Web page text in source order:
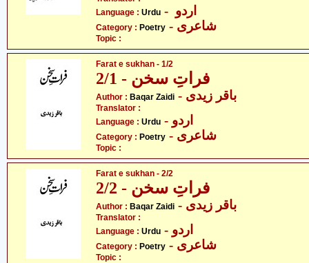
Language : Urdu
Category : Poetry - شاعری
Topic :
Farat e sukhan - 1/2
فراتِ سخن - 2/1
Author : Baqar Zaidi - باقر زیدی
Translator :
Language : Urdu - اردو
Category : Poetry - شاعری
Topic :
Farat e sukhan - 2/2
فراتِ سخن - 2/2
Author : Baqar Zaidi - باقر زیدی
Translator :
Language : Urdu - اردو
Category : Poetry - شاعری
Topic :